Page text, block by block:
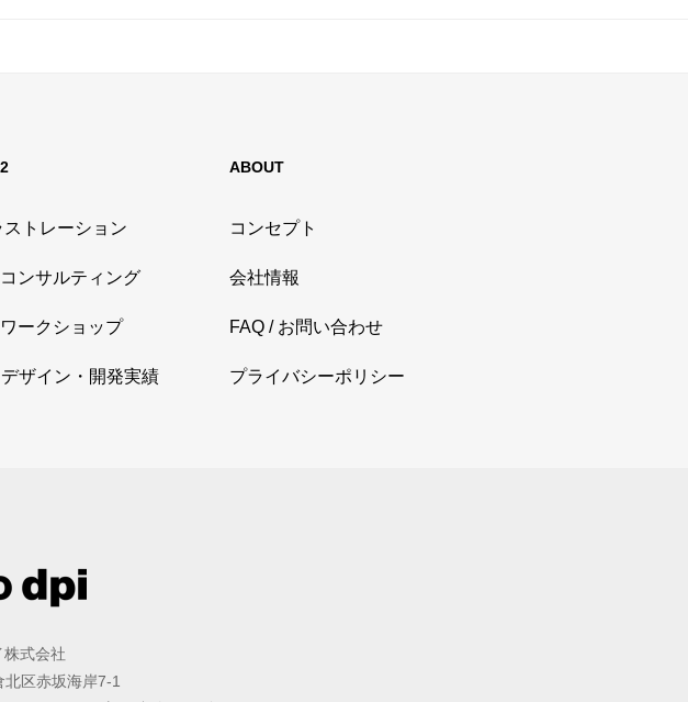
ストレーション
ンサルティング
ークショップ
ザイン・開発実績
ABOUT
コンセプト
会社情報
FAQ / お問い合わせ
プライバシーポリシー
株式会社
区赤坂海岸7-1